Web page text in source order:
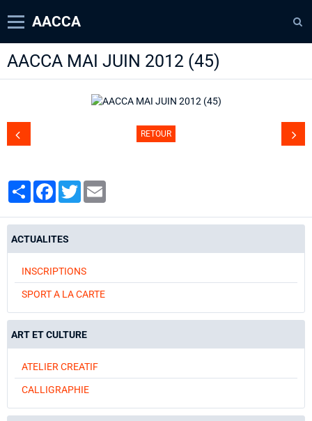
AACCA
Page d'accueil
Diaporamas
AACCA MAI JUIN 2012 (45)
RETOUR
PartagerFacebook
Twitter
ACTUALITES
INSCRIPTIONS
SPORT A LA CARTE
ART ET CULTURE
ATELIER CREATIF
CALLIGRAPHIE